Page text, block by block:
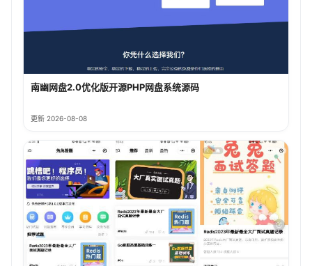
南幽网盘2.0优化版开源PHP网盘系统源码
更新 2026-08-08